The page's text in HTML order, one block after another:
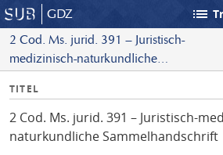
GDZ list
2 Cod. Ms. jurid. 391 – Juristisch-
medizinisch-naturkundliche
I
f
o
TITEL
2 Cod. Ms. jurid. 391 – Juristisch-
naturkundliche Sammelhandschrift